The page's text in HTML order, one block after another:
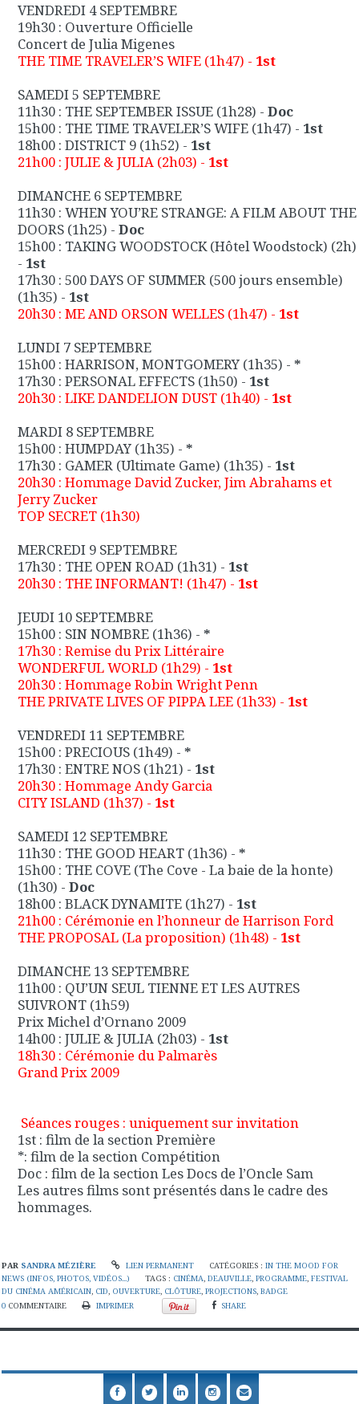
VENDREDI 4 SEPTEMBRE
19h30 : Ouverture Officielle
Concert de Julia Migenes
THE TIME TRAVELER’S WIFE (1h47) - 1st
SAMEDI 5 SEPTEMBRE
11h30 : THE SEPTEMBER ISSUE (1h28) - Doc
15h00 : THE TIME TRAVELER’S WIFE (1h47) - 1st
18h00 : DISTRICT 9 (1h52) - 1st
21h00 : JULIE & JULIA (2h03) - 1st
DIMANCHE 6 SEPTEMBRE
11h30 : WHEN YOU’RE STRANGE: A FILM ABOUT THE
DOORS (1h25) - Doc
15h00 : TAKING WOODSTOCK (Hôtel Woodstock) (2h)
- 1st
17h30 : 500 DAYS OF SUMMER (500 jours ensemble)
(1h35) - 1st
20h30 : ME AND ORSON WELLES (1h47) - 1st
LUNDI 7 SEPTEMBRE
15h00 : HARRISON, MONTGOMERY (1h35) - *
17h30 : PERSONAL EFFECTS (1h50) - 1st
20h30 : LIKE DANDELION DUST (1h40) - 1st
MARDI 8 SEPTEMBRE
15h00 : HUMPDAY (1h35) - *
17h30 : GAMER (Ultimate Game) (1h35) - 1st
20h30 : Hommage David Zucker, Jim Abrahams et
Jerry Zucker
TOP SECRET (1h30)
MERCREDI 9 SEPTEMBRE
17h30 : THE OPEN ROAD (1h31) - 1st
20h30 : THE INFORMANT! (1h47) - 1st
JEUDI 10 SEPTEMBRE
15h00 : SIN NOMBRE (1h36) - *
17h30 : Remise du Prix Littéraire
WONDERFUL WORLD (1h29) - 1st
20h30 : Hommage Robin Wright Penn
THE PRIVATE LIVES OF PIPPA LEE (1h33) - 1st
VENDREDI 11 SEPTEMBRE
15h00 : PRECIOUS (1h49) - *
17h30 : ENTRE NOS (1h21) - 1st
20h30 : Hommage Andy Garcia
CITY ISLAND (1h37) - 1st
SAMEDI 12 SEPTEMBRE
11h30 : THE GOOD HEART (1h36) - *
15h00 : THE COVE (The Cove - La baie de la honte)
(1h30) - Doc
18h00 : BLACK DYNAMITE (1h27) - 1st
21h00 : Cérémonie en l’honneur de Harrison Ford
THE PROPOSAL (La proposition) (1h48) - 1st
DIMANCHE 13 SEPTEMBRE
11h00 : QU’UN SEUL TIENNE ET LES AUTRES
SUIVRONT (1h59)
Prix Michel d’Ornano 2009
14h00 : JULIE & JULIA (2h03) - 1st
18h30 : Cérémonie du Palmarès
Grand Prix 2009
Séances rouges : uniquement sur invitation
1st : film de la section Première
*: film de la section Compétition
Doc : film de la section Les Docs de l’Oncle Sam
Les autres films sont présentés dans le cadre des
hommages.
PAR SANDRA MÉZIÈRE LIEN PERMANENT CATÉGORIES :IN THE MOOD FOR
NEWS (INFOS, PHOTOS, VIDÉOS...)
TAGS : CINÉMA ,DEAUVILLE ,PROGRAMME ,FESTIVAL
DU CINÉMA AMÉRICAIN CID OUVERTURE CLÔTURE PROJECTIONS BADGE
0 COMMENTAIRE IMPRIMER SHARE